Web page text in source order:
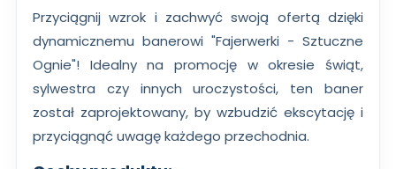
Przyciągnij wzrok i zachwyć swoją ofertą dzięki
dynamicznemu banerowi "Fajerwerki - Sztuczne
Ognie"! Idealny na promocję w okresie świąt,
sylwestra czy innych uroczystości, ten baner
został zaprojektowany, by wzbudzić ekscytację i
przyciągnąć uwagę każdego przechodnia.